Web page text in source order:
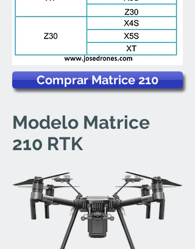
Comprar Matrice 210
Modelo Matrice
210 RTK